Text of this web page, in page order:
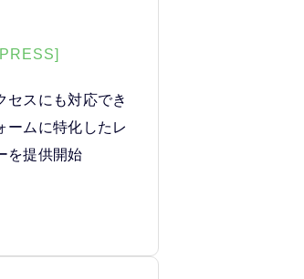
セスにも対応でき
ームに特化したレ
を提供開始